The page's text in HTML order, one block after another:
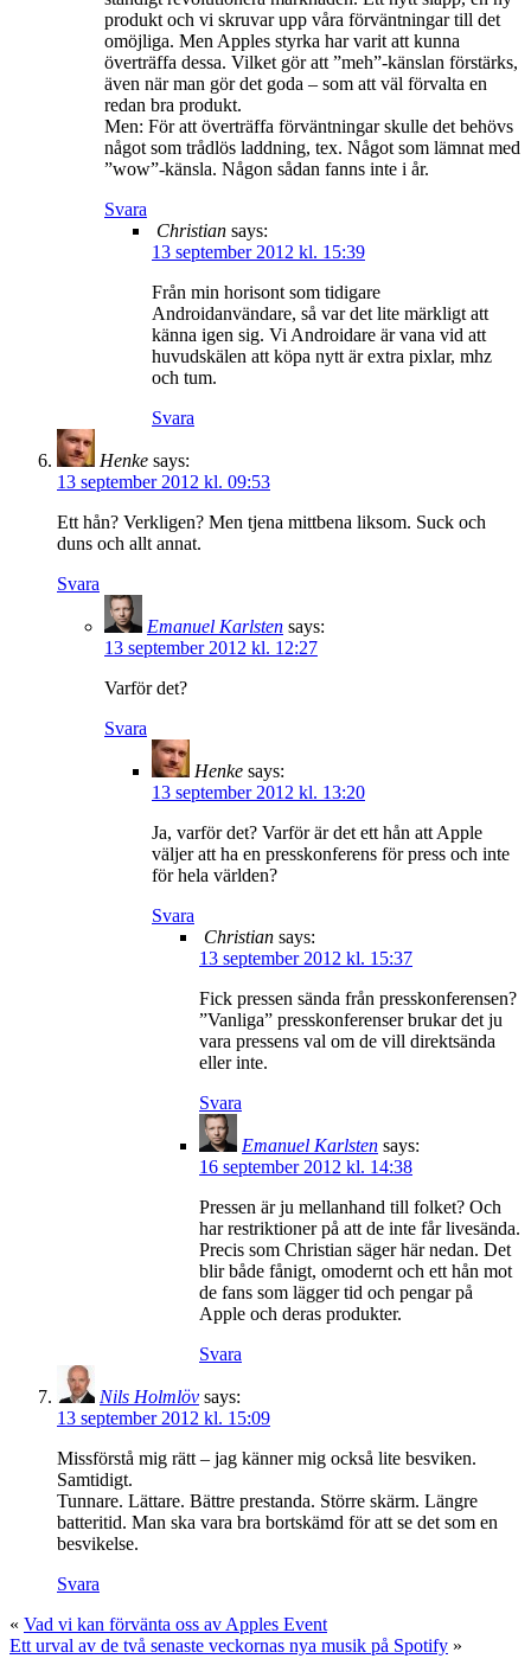
produkt och vi skruvar upp våra förväntningar till det
omöjliga. Men Apples styrka har varit att kunna
överträffa dessa. Vilket gör att ”meh”-känslan förstärks,
även när man gör det goda – som att väl förvalta en
redan bra produkt.
Men: För att överträffa förväntningar skulle det behövs
något som trådlös laddning, tex. Något som lämnat med
”wow”-känsla. Någon sådan fanns inte i år.
Svara
Christian says:
13 september 2012 kl. 15:39
Från min horisont som tidigare
Androidanvändare, så var det lite märkligt att
känna igen sig. Vi Androidare är vana vid att
huvudskälen att köpa nytt är extra pixlar, mhz
och tum.
Svara
Henke says:
13 september 2012 kl. 09:53
Ett hån? Verkligen? Men tjena mittbena liksom. Suck och
duns och allt annat.
Svara
Emanuel Karlsten says:
13 september 2012 kl. 12:27
Varför det?
Svara
Henke says:
13 september 2012 kl. 13:20
Ja, varför det? Varför är det ett hån att Apple
väljer att ha en presskonferens för press och inte
för hela världen?
Svara
Christian says:
13 september 2012 kl. 15:37
Fick pressen sända från presskonferensen?
”Vanliga” presskonferenser brukar det ju
vara pressens val om de vill direktsända
eller inte.
Svara
Emanuel Karlsten says:
16 september 2012 kl. 14:38
Pressen är ju mellanhand till folket? Och
har restriktioner på att de inte får livesända.
Precis som Christian säger här nedan. Det
blir både fånigt, omodernt och ett hån mot
de fans som lägger tid och pengar på
Apple och deras produkter.
Svara
Nils Holmlöv says:
13 september 2012 kl. 15:09
Missförstå mig rätt – jag känner mig också lite besviken.
Samtidigt.
Tunnare. Lättare. Bättre prestanda. Större skärm. Längre
batteritid. Man ska vara bra bortskämd för att se det som en
besvikelse.
Svara
« Vad vi kan förvänta oss av Apples Event
Ett urval av de två senaste veckornas nya musik på Spotify »